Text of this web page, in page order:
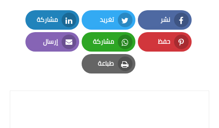
دروس
المرحلة الابتدائية
المرحلة المتوسطة
نشر
Facebook
تغريد
Twitter
مشاركة
LinkedIn
حفظ
Pinterest
مشاركة
Whatsapp
إرسال
Email
طباعة
Print